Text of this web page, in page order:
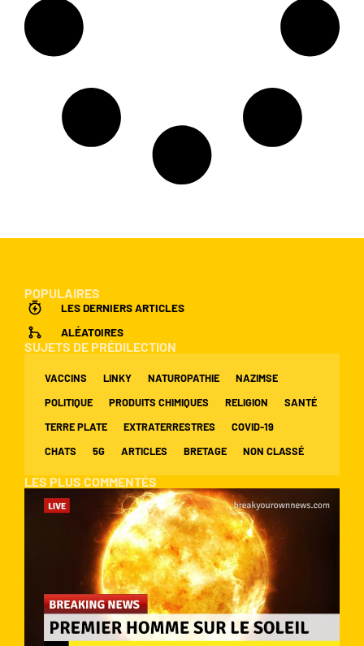
POPULAIRES
LES DERNIERS ARTICLES
ALÉATOIRES
SUJETS DE PRÉDILECTION
VACCINS LINKY NATUROPATHIE
NAZIMSE
POLITIQUE
PRODUITS CHIMIQUES RELIGION
SANTÉ
TERRE PLATE
EXTRATERRESTRES
COVID-19
CHATS
5G ARTICLES BRETAGE NON CLASSÉ
LES PLUS COMMENTÉS